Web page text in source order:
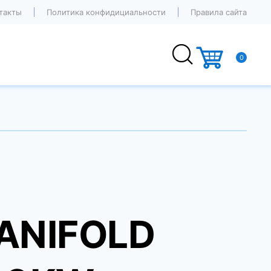
Политика конфидициальности Правила сайта
0